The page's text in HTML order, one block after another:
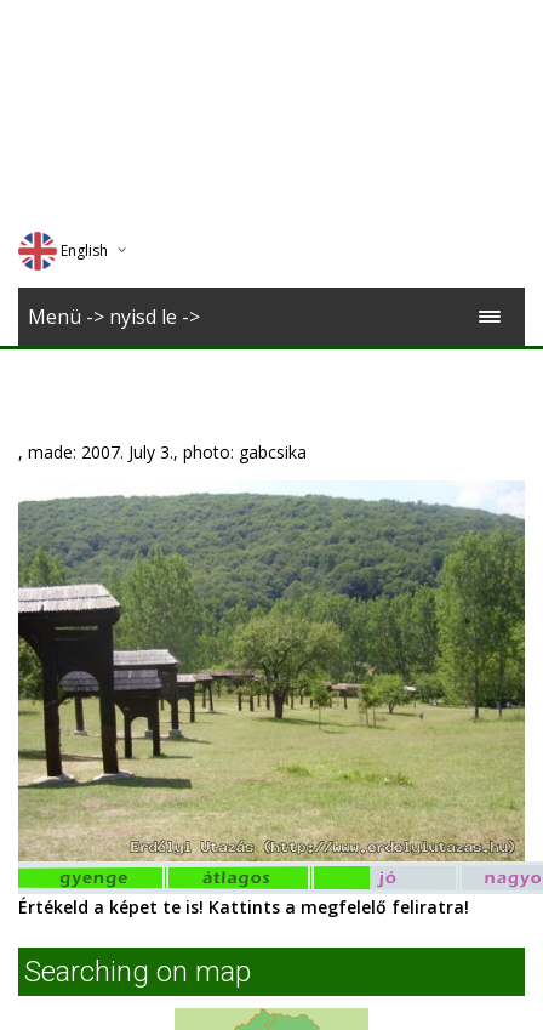
English
Deutsch
Menü -> nyisd le ->
, made: 2007. July 3., photo: gabcsika
Értékeld a képet te is! Kattints a megfelelő feliratra!
Searching on map